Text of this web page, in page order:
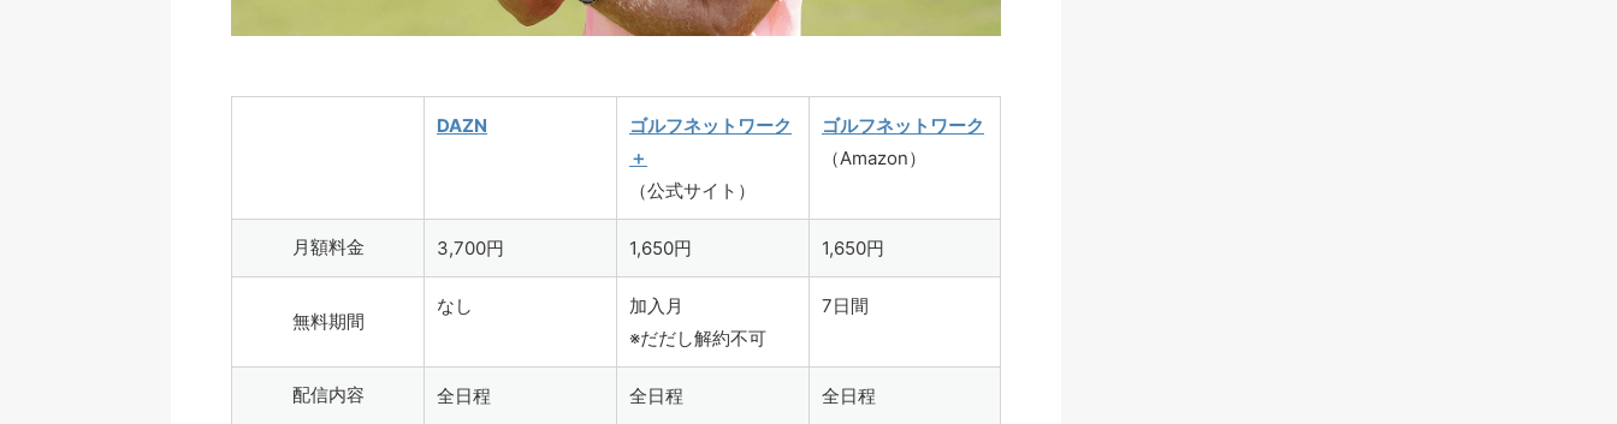
DAZN
ゴルフネットワーク
＋
（公式サイト）
ゴルフネットワーク
（Amazon）
月額料金 3,700円 1,650円 1,650円
無料期間
なし
加入月
※だだし解約不可
7日間
配信内容 全日程 全日程 全日程